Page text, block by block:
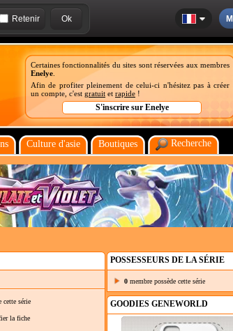
Retenir
Certaines fonctionnalités du sites sont réservées aux membres
Enelye
Afin de profiter pleinement de celui-ci n'hésitez pas à créer
un compte, c'est gratuit et rapide !
Culture d'asie Boutiques Recherche
cette série
la fiche
POSSESSEURS DE LA SÉRIE
0 membre possède cette série
GOODIES GENEWORLD